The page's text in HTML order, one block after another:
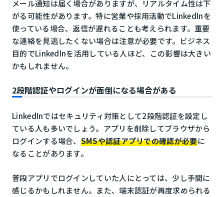
メール通知は届く場合がありますが、リアルタイム性は下
がる可能性があります。特に営業や採用活動でLinkedInを
使っている場合、返信が遅れることも考えられます。重要
な連絡を見逃したくない場合は注意が必要です。ビジネス
目的でLinkedInを活用している人ほど、この影響は大きい
かもしれません。
2段階認証やログインが面倒になる場合がある
LinkedInではセキュリティ対策として2段階認証を設定し
ている人も多いでしょう。アプリを削除してブラウザから
ログインする場合、 SMSや認証アプリでの確認が必要に
なることがあります。
普段アプリでログインしていた人にとっては、少し手間に
感じるかもしれません。また、端末認証が再度求められる